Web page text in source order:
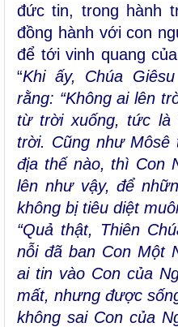
đức tin, trong hành
đồng hành với con
để tới vinh quang
“Khi ấy, Chúa
rằng: “Không ai lên
từ trời xuống, tức là
trời. Cũng như Môsê
địa thế nào, thì Con
lên như vậy, để
không bị tiêu diệt
“Quả thật, Thiên
nỗi đã ban Con Một
ai tin vào Con của
mất, nhưng được
không sai Con của